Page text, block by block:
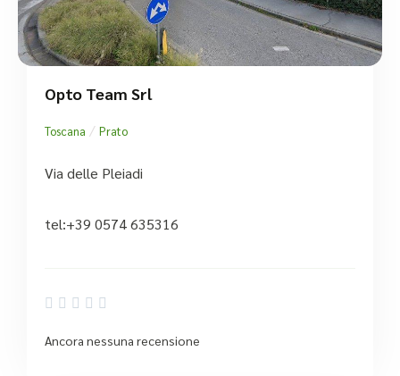
Opto Team Srl
Toscana / Prato
Via delle Pleiadi
tel:+39 0574 635316
    
Ancora nessuna recensione